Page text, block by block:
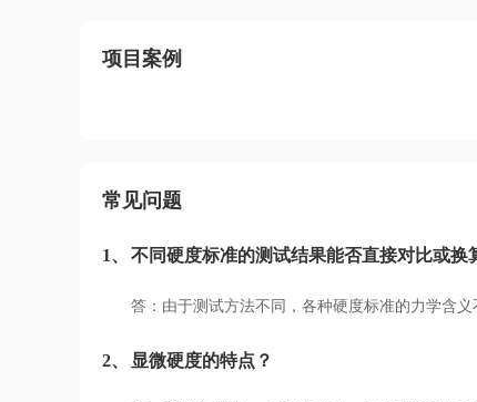
项目案例
常见问题
1、 不同硬度标准的测试结果能否直接对比或换
答：由于测试方法不同，各种硬度标准的力学含
2、 显微硬度的特点？